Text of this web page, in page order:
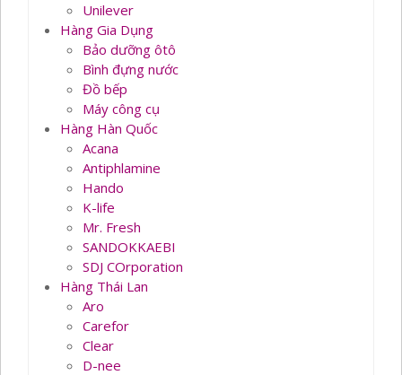
Unilever
Hàng Gia Dụng
Bảo dưỡng ôtô
Bình đựng nước
Đồ bếp
Máy công cụ
Hàng Hàn Quốc
Acana
Antiphlamine
Hando
K-life
Mr. Fresh
SANDOKKAEBI
SDJ COrporation
Hàng Thái Lan
Aro
Carefor
Clear
D-nee